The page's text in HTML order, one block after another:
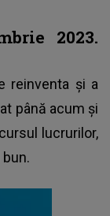
2023.
reinventa și a
până acum și
lucrurilor,